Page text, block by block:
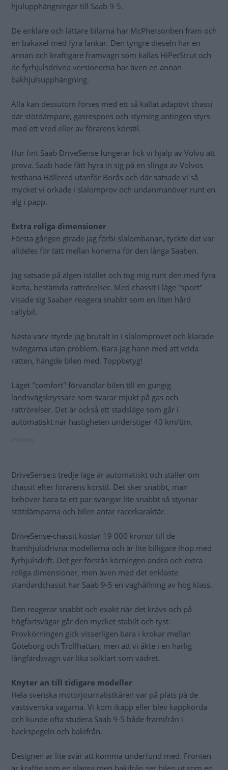
hjulupphängningar till Saab 9-5.
De enklare och lättare bilarna har McPhersonben fram och
en bakaxel med fyra länkar. Den tyngre dieseln har en
annan och kraftigare framvagn som kallas HiPerStrut och
de fyrhjulsdrivna versionerna har även en annan
bakhjulsupphängning.
Alla kan dessutom förses med ett så kallat adaptivt chassi
där stötdämpare, gasrespons och styrning antingen styrs
med ett vred eller av förarens körstil.
Hur fint Saab DriveSense fungerar fick vi hjälp av Volvo att
prova. Saab hade fått hyra in sig på en slinga av Volvos
testbana Hällered utanför Borås och där satsade vi så
mycket vi orkade i slalomprov och undanmanöver runt en
älg i papp.
Extra roliga dimensioner
Första gången girade jag förbi slalombanan, tyckte det var
alldeles för tätt mellan konerna för den långa Saaben.
Jag satsade på älgen istället och tog mig runt den med fyra
korta, bestämda rattrörelser. Med chassit i läge "sport"
visade sig Saaben reagera snabbt som en liten hård
rallybil.
Nästa varv styrde jag brutalt in i slalomprovet och klarade
svängarna utan problem. Bara jag hann med att vrida
ratten, hängde bilen med. Toppbetyg!
Läget "comfort" förvandlar bilen till en gungig
landsvägskryssare som svarar mjukt på gas och
rattrörelser. Det är också ett stadsläge som går i
automatiskt när hastigheten understiger 40 km/tim.
DriveSense:s tredje läge är automatiskt och ställer om
chassit efter förarens körstil. Det sker snabbt, man
behöver bara ta ett par svängar lite snabbt så styvnar
stötdämparna och bilen antar racerkaraktär.
DriveSense-chassit kostar 19 000 kronor till de
framhjulsdrivna modellerna och är lite billigare ihop med
fyrhjulsdrift. Det ger förstås körningen andra och extra
roliga dimensioner, men även med det enklaste
standardchassit har Saab 9-5 en väghållning av hög klass.
Den reagerar snabbt och exakt när det krävs och på
högfartsvägar går den mycket stabilt och tyst.
Provkörningen gick visserligen bara i krokar mellan
Göteborg och Trollhättan, men att vi åkte i en härlig
långfärdsvagn var lika solklart som vädret.
Knyter an till tidigare modeller
Hela svenska motorjournalistkåren var på plats på de
västsvenska vägarna. Vi kom ikapp eller blev kappkörda
och kunde ofta studera Saab 9-5 både framifrån i
backspegeln och bakifrån.
Designen är lite svår att komma underfund med. Fronten